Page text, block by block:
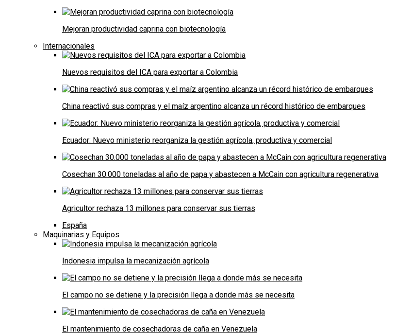
Mejoran productividad caprina con biotecnología
Internacionales
Nuevos requisitos del ICA para exportar a Colombia
China reactivó sus compras y el maíz argentino alcanza un récord histórico de embarques
Ecuador: Nuevo ministerio reorganiza la gestión agrícola, productiva y comercial
Cosechan 30.000 toneladas al año de papa y abastecen a McCain con agricultura regenerativa
Agricultor rechaza 13 millones para conservar sus tierras
España
Maquinarias y Equipos
Indonesia impulsa la mecanización agrícola
El campo no se detiene y la precisión llega a donde más se necesita
El mantenimiento de cosechadoras de caña en Venezuela